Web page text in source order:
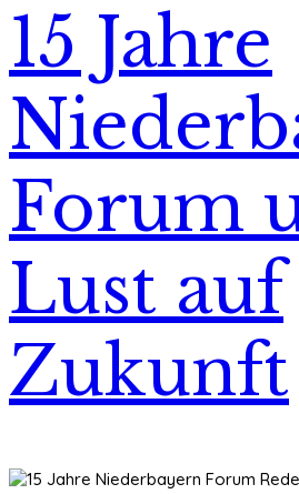
15 Jahre
Forum
Lust auf
Zukunft